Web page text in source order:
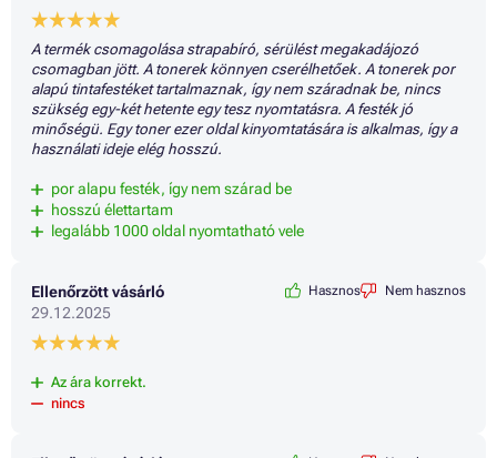
A termék csomagolása strapabíró, sérülést megakadájozó
csomagban jött. A tonerek könnyen cserélhetőek. A tonerek por
alapú tintafestéket tartalmaznak, így nem száradnak be, nincs
szükség egy-két hetente egy tesz nyomtatásra. A festék jó
minőségü. Egy toner ezer oldal kinyomtatására is alkalmas, így a
használati ideje elég hosszú.
por alapu festék, így nem szárad be
hosszú élettartam
legalább 1000 oldal nyomtatható vele
Ellenőrzött vásárló
29.12.2025
Hasznos Nem hasznos
Az ára korrekt.
nincs